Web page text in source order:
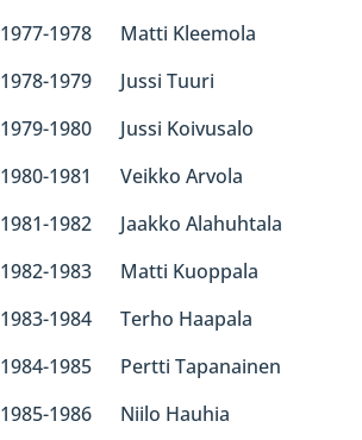
1977-1978 Matti Kleemola
1978-1979 Jussi Tuuri
1979-1980 Jussi Koivusalo
1980-1981 Veikko Arvola
1981-1982 Jaakko Alahuhtala
1982-1983 Matti Kuoppala
1983-1984 Terho Haapala
1984-1985 Pertti Tapanainen
1985-1986 Niilo Hauhia